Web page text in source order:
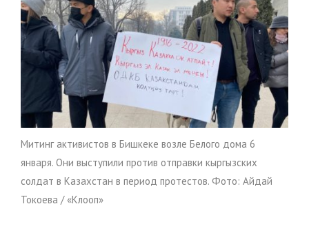
Митинг активистов в Бишкеке возле Белого дома 6
января. Они выступили против отправки кыргызских
солдат в Казахстан в период протестов. Фото: Айдай
Токоева / «Клооп»